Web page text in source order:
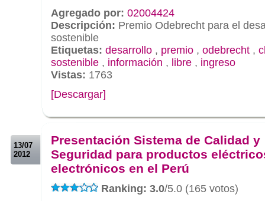
Agregado por: 02004424
Descripción: Premio Odebrecht para el
sostenible
Etiquetas: desarrollo , premio , odebrecht ,
sostenible , información , libre , ingreso
Vistas: 1763
[Descargar]
13/07
2012
Presentación Sistema de Calidad y
Seguridad para productos
electrónicos en el Perú
Ranking: 3.0/5.0 (165 votos)